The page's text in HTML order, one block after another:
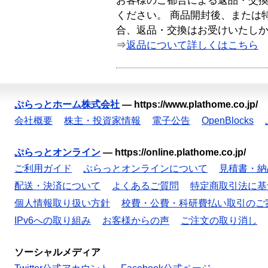
ください。 商品開封後、または
合、返品・交換はお受けいたし
⇒返品について詳しくはこちら
ぷらっとホーム株式会社 — https://www.plathome.co.jp/
会社概要
株主・投資家情報 電子公告 OpenBlocks
ぷらっとオンライン — https://online.plathome.co.jp/
ご利用ガイド
ぷらっとオンラインについて
見積書・
配送・決済について
よくあるご質問
特定商取引法に
個人情報取り扱い方針
校費・公費・科研費払い取引のご
IPv6への取り組み
お客様からの声 ご注文の取り消し
ソーシャルメディア